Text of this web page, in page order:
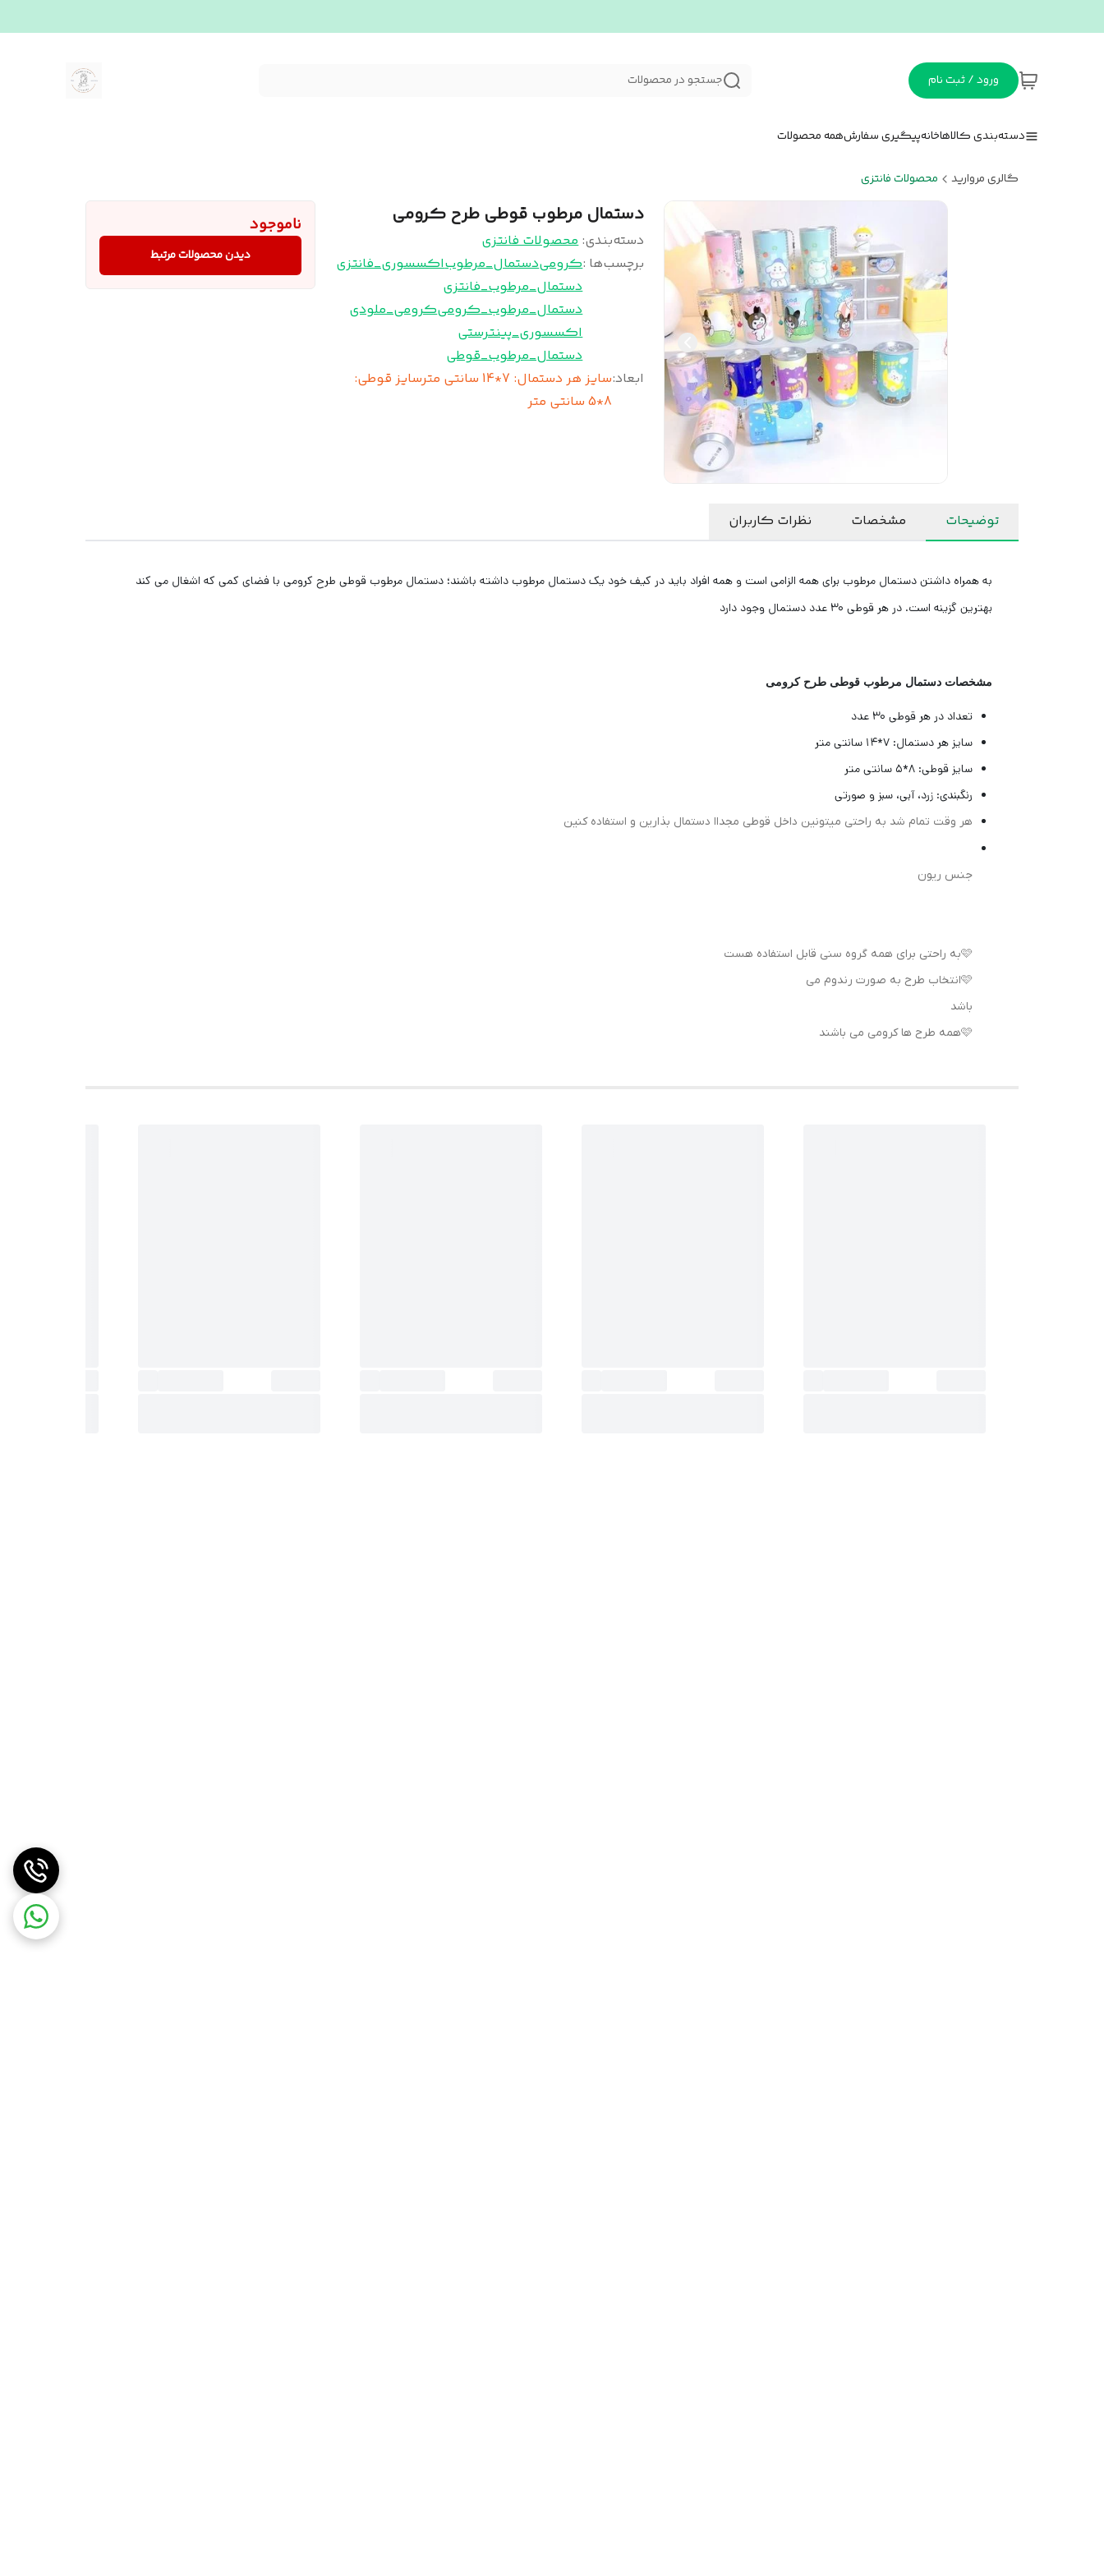
ورود / ثبت نام جستجو در محصولات
دسته‌بندی کالاهاخانهپیگیری سفارشهمه محصولات
گالری مروارید محصولات فانتزی
دستمال مرطوب قوطی طرح کرومی
دسته‌بندی:محصولات فانتزی
برچسب‌ها :کرومیدستمال_مرطوباکسسوری_فانتزی
دستمال_مرطوب_فانتزی
دستمال_مرطوب_کرومیکرومی_ملودی
اکسسوری_پینترستی
دستمال_مرطوب_قوطی
ابعاد:
سایز هر دستمال: 7*14 سانتی مترسایز قوطی:
8*5 سانتی متر
ناموجود
دیدن محصولات مرتبط
توضیحات مشخصات نظرات کاربران
به همراه داشتن دستمال مرطوب برای همه الزامی است و همه افراد باید در کیف خود یک دستمال مرطوب داشته باشند؛ دستمال مرطوب قوطی طرح کرومی با فضای کمی که اشغال می کند
بهترین گزینه است. در هر قوطی 30 عدد دستمال وجود دارد
مشخصات دستمال مرطوب قوطی طرح کرومی
تعداد در هر قوطی 30 عدد
سایز هر دستمال: 7*14 سانتی متر
سایز قوطی: 8*5 سانتی متر
رنگبندی: زرد، آبی، سبز و صورتی
هر وقت تمام شد به راحتی میتونین داخل قوطی مجداا دستمال بذارین و استفاده کنین
جنس ریون
🩷به راحتی برای همه گروه سنی قابل استفاده هست
🩷انتخاب طرح به صورت رندوم می
باشد
🩷همه طرح ها کرومی می باشند